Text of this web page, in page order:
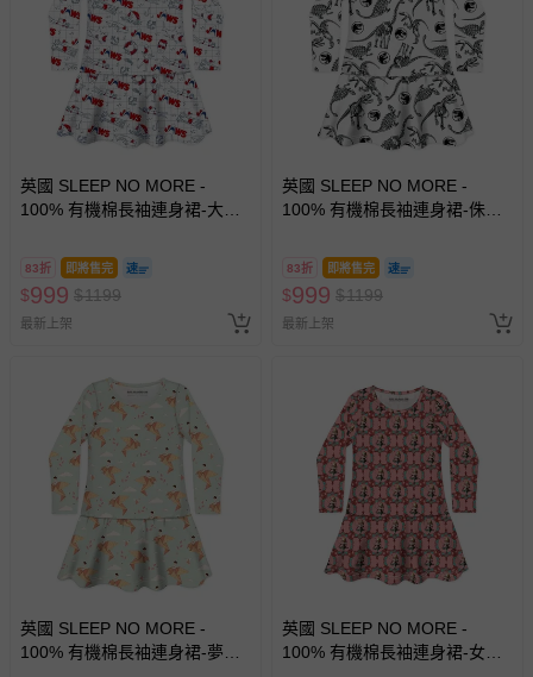
英國 SLEEP NO MORE -
100% 有機棉長袖連身裙-大白
83折 即將售完
$999 $1199
最新上架
英國 SLEEP NO MORE -
100% 有機棉長袖連身裙-侏儸
83折 即將售完
$999 $1199
最新上架
英國 SLEEP NO MORE -
100% 有機棉長袖連身裙-夢想
英國 SLEEP NO MORE -
100% 有機棉長袖連身裙-女孩